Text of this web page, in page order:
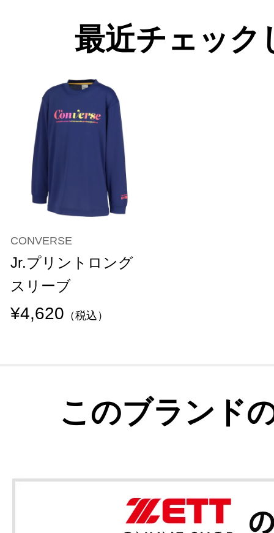
最近チェック
CONVERSE
Jr.プリントロング
スリーブ
¥4,620 （税込）
このブランド